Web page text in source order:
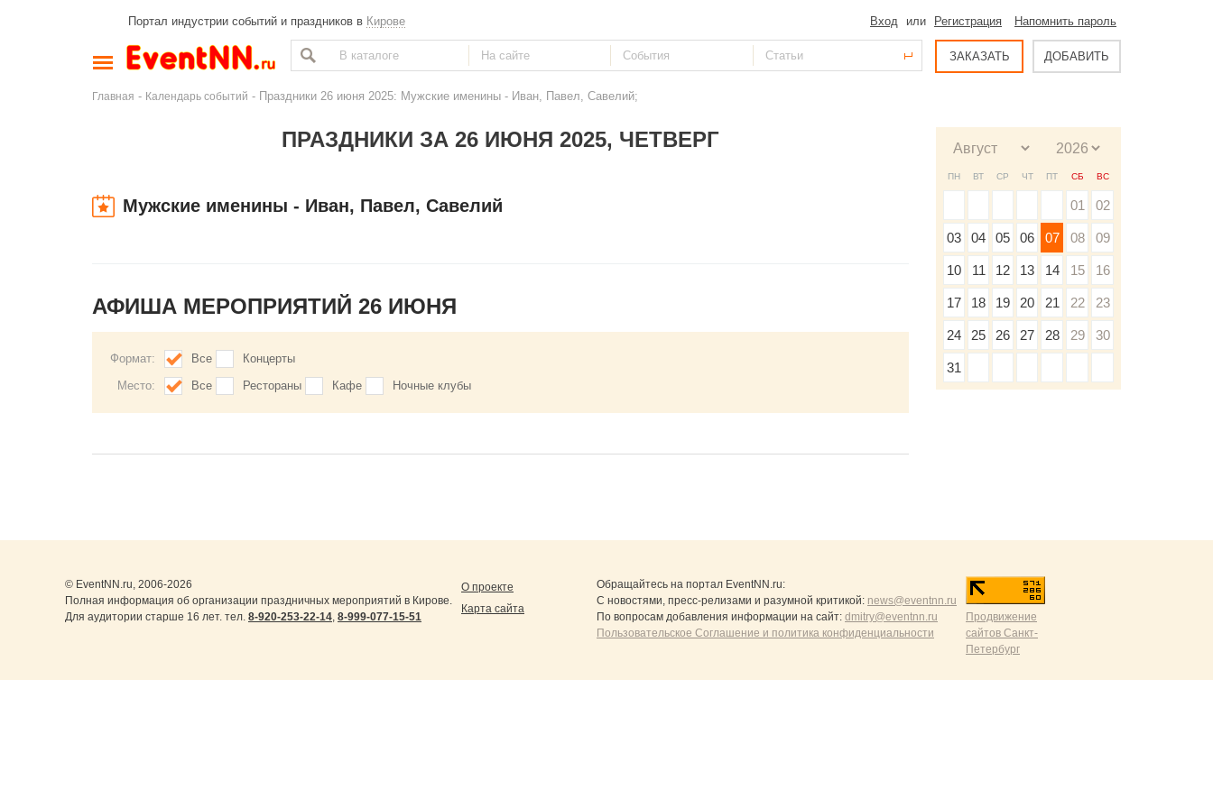
Портал индустрии событий и праздников в Кирове Вход или Регистрация Напомнить пароль
ЗАКАЗАТЬ ДОБАВИТЬ
Главная - Календарь событий - Праздники 26 июня 2025: Мужские именины - Иван, Павел, Савелий;
ПРАЗДНИКИ ЗА 26 ИЮНЯ 2025, ЧЕТВЕРГ
Мужские именины - Иван, Павел, Савелий
АФИША МЕРОПРИЯТИЙ 26 ИЮНЯ
Формат: Все
Концерты
Место:
Все Рестораны Кафе Ночные клубы
ПН ВТ СР ЧТ ПТ СБ ВС
01 02
03 04 05 06 07 08 09
10 11 12 13 14 15 16
17 18 19 20 21 22 23
24 25 26 27 28 29 30
31
© EventNN.ru, 2006-2026
Полная информация об организации праздничных мероприятий в Кирове.
Для аудитории старше 16 лет. тел. 8-920-253-22-14, 8-999-077-15-51
О проекте
Карта сайта
Обращайтесь на портал EventNN.ru:
С новостями, пресс-релизами и разумной критикой: news@eventnn.ru
По вопросам добавления информации на сайт: dmitry@eventnn.ru
Пользовательское Соглашение и политика конфиденциальности
Продвижение
сайтов Санкт-
Петербург